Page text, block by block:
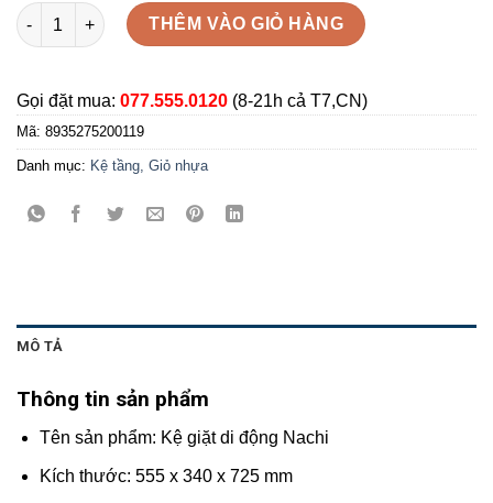
Kệ giặt di động Nachi số lượng
THÊM VÀO GIỎ HÀNG
Gọi đặt mua: 077.555.0120 (8-21h cả T7,CN)
Mã: 8935275200119
Danh mục: Kệ tầng, Giỏ nhựa
MÔ TẢ
Thông tin sản phẩm
Tên sản phẩm: Kệ giặt di động Nachi
Kích thước: 555 x 340 x 725 mm